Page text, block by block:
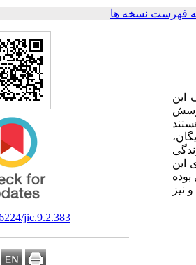
فهرست نسخه ها
jic.9.2.383
این
این
نیز